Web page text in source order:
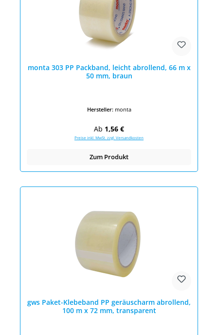
monta 303 PP Packband, leicht abrollend, 66 m x
50 mm, braun
Hersteller: monta
Regulärer Preis:
Ab 1,56 €
Preise inkl. MwSt. zzgl. Versandkosten
Zum Produkt
gws Paket-Klebeband PP geräuscharm abrollend,
100 m x 72 mm, transparent